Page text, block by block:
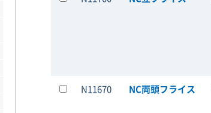
N11670 NC両頭フライス